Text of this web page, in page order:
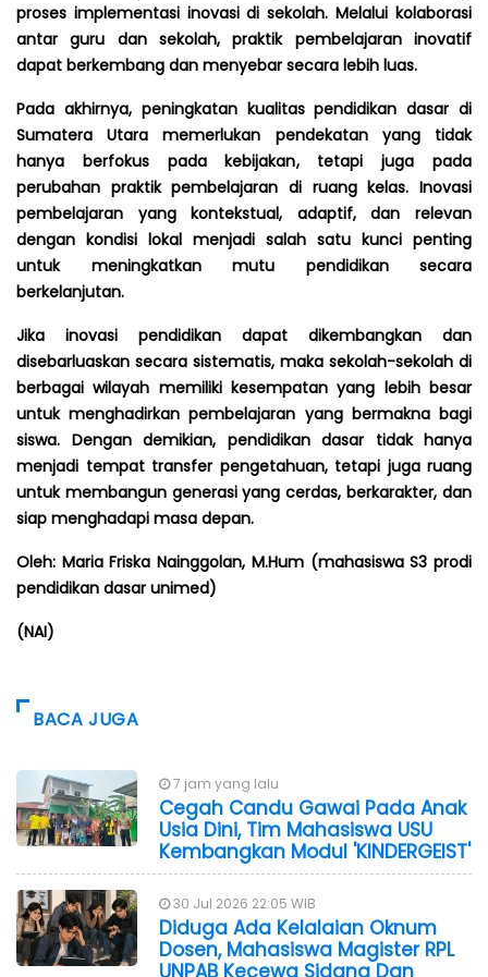
proses implementasi inovasi di sekolah. Melalui kolaborasi
antar guru dan sekolah, praktik pembelajaran inovatif
dapat berkembang dan menyebar secara lebih luas.
Pada akhirnya, peningkatan kualitas pendidikan dasar di
Sumatera Utara memerlukan pendekatan yang tidak
hanya berfokus pada kebijakan, tetapi juga pada
perubahan praktik pembelajaran di ruang kelas. Inovasi
pembelajaran yang kontekstual, adaptif, dan relevan
dengan kondisi lokal menjadi salah satu kunci penting
untuk meningkatkan mutu pendidikan secara
berkelanjutan.
Jika inovasi pendidikan dapat dikembangkan dan
disebarluaskan secara sistematis, maka sekolah-sekolah di
berbagai wilayah memiliki kesempatan yang lebih besar
untuk menghadirkan pembelajaran yang bermakna bagi
siswa. Dengan demikian, pendidikan dasar tidak hanya
menjadi tempat transfer pengetahuan, tetapi juga ruang
untuk membangun generasi yang cerdas, berkarakter, dan
siap menghadapi masa depan.
Oleh: Maria Friska Nainggolan, M.Hum (mahasiswa S3 prodi
pendidikan dasar unimed)
(NAI)
BACA JUGA
7 jam yang lalu
Cegah Candu Gawai Pada Anak
Usia Dini, Tim Mahasiswa USU
Kembangkan Modul 'KINDERGEIST'
30 Jul 2026 22:05 WIB
Diduga Ada Kelalaian Oknum
Dosen, Mahasiswa Magister RPL
UNPAB Kecewa Sidang Dan